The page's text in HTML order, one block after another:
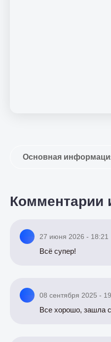
Основная
Комментарии
27 июня 2026 - 18:21
Всё супер!
08 сентября 2025 -
Все хорошо, зашла